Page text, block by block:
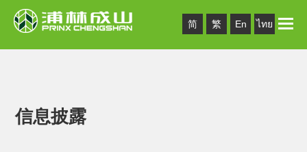
简 繁 En ไทย Toggle
信息披露